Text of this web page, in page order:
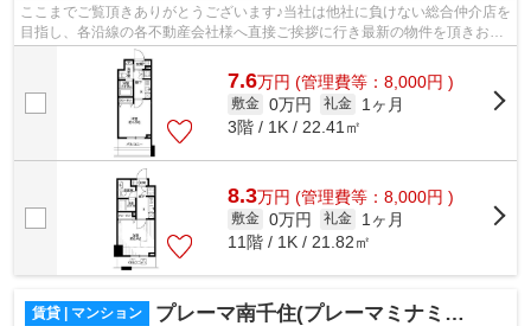
ここまでご覧頂きありがとうございます♪当社は他社に負けない総合仲介店を
目指し、各沿線の各不動産会社様へ直接ご挨拶に行き最新の物件を頂きお客
様へ提供しております！最新の情報は...
7.6万円 (管理費等：8,000円 )
敷金 0万円 礼金
1ヶ月
3階 / 1K / 22.41㎡
8.3万円 (管理費等：8,000円 )
敷金 0万円 礼金
1ヶ月
11階 / 1K / 21.82㎡
賃貸 | マンション プレーマ南千住(プレーマミナミセンジュ)